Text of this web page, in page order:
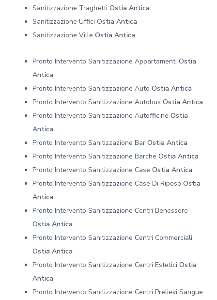
Sanitizzazione Traghetti Ostia Antica
Sanitizzazione Uffici Ostia Antica
Sanitizzazione Ville Ostia Antica
Pronto Intervento Sanitizzazione Appartamenti Ostia
Antica
Pronto Intervento Sanitizzazione Auto Ostia Antica
Pronto Intervento Sanitizzazione Autobus Ostia Antica
Pronto Intervento Sanitizzazione Autofficine Ostia
Antica
Pronto Intervento Sanitizzazione Bar Ostia Antica
Pronto Intervento Sanitizzazione Barche Ostia Antica
Pronto Intervento Sanitizzazione Case Ostia Antica
Pronto Intervento Sanitizzazione Case Di Riposo Ostia
Antica
Pronto Intervento Sanitizzazione Centri Benessere
Ostia Antica
Pronto Intervento Sanitizzazione Centri Commerciali
Ostia Antica
Pronto Intervento Sanitizzazione Centri Estetici Ostia
Antica
Pronto Intervento Sanitizzazione Centri Prelievi Sangue